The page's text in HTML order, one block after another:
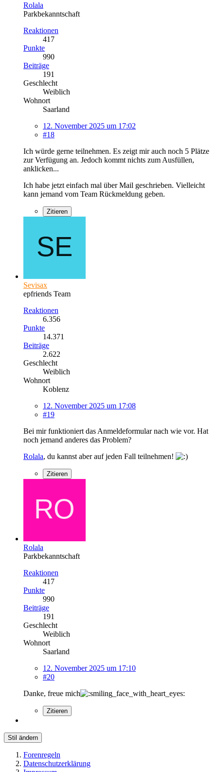
Rolala
Parkbekanntschaft
Reaktionen
417
Punkte
990
Beiträge
191
Geschlecht
Weiblich
Wohnort
Saarland
12. November 2025 um 17:02
#18
Ich würde gerne teilnehmen. Es zeigt mir auch noch 5 Plätze
zur Verfügung an. Jedoch kommt nichts zum Ausfüllen,
anklicken...
Ich habe jetzt einfach mal über Mail geschrieben. Vielleicht
kann jemand vom Team Rückmeldung geben.
Zitieren
Sevisax
epfriends Team
Reaktionen
6.356
Punkte
14.371
Beiträge
2.622
Geschlecht
Weiblich
Wohnort
Koblenz
12. November 2025 um 17:08
#19
Bei mir funktioniert das Anmeldeformular nach wie vor. Hat
noch jemand anderes das Problem?
Rolala, du kannst aber auf jeden Fall teilnehmen!
Zitieren
Rolala
Parkbekanntschaft
Reaktionen
417
Punkte
990
Beiträge
191
Geschlecht
Weiblich
Wohnort
Saarland
12. November 2025 um 17:10
#20
Danke, freue mich
Zitieren
Stil ändern
Forenregeln
Datenschutzerklärung